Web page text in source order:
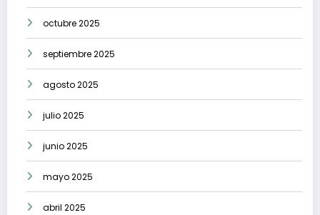
octubre 2025
septiembre 2025
agosto 2025
julio 2025
junio 2025
mayo 2025
abril 2025